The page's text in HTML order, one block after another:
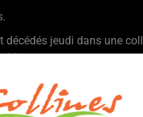
décédés jeudi dans une
de la patinoire et des
espaces verts.
Ligné joue la